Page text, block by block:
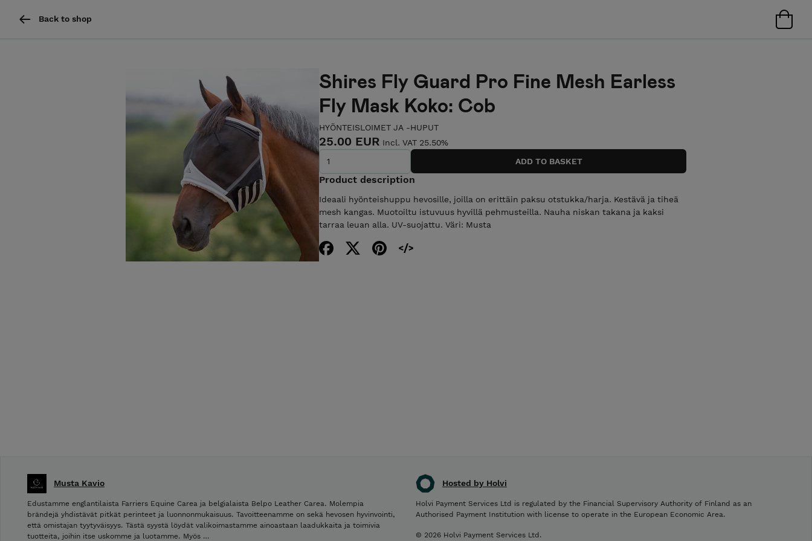
Back to shop
Shires Fly Guard Pro Fine Mesh Earless
Fly Mask Koko: Cob
HYÖNTEISLOIMET JA -HUPUT
25.00 EUR Incl. VAT 25.50%
Product description
Ideaali hyönteishuppu hevosille, joilla on erittäin paksu otstukka/harja. Kestävä ja tiheä
mesh kangas. Muotoiltu istuvuus hyvillä pehmusteilla. Nauha niskan takana ja kaksi
tarraa leuan alla. UV-suojattu. Väri: Musta
Hosted by Holvi
Holvi Payment Services Ltd is regulated by the Financial Supervisory Authority of Finland as an
Authorised Payment Institution with license to operate in the European Economic Area.
© 2026 Holvi Payment Services Ltd.
Musta Kavio
Edustamme englantilaista Farriers Equine Carea ja belgialaista Belpo Leather Carea. Molempia
brändejä yhdistävät pitkät perinteet ja luonnonmukaisuus. Tavoitteenamme on sekä hevosen hyvinvointi,
että omistajan tyytyväisyys. Tästä syystä löydät valikoimastamme ainoastaan laadukkaita ja toimivia
tuotteita, joihin itse uskomme ja luotamme. Myös …